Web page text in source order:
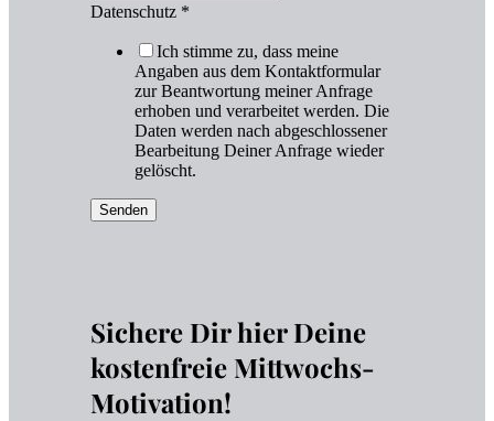
Datenschutz *
Ich stimme zu, dass meine
Angaben aus dem Kontaktformular
zur Beantwortung meiner Anfrage
erhoben und verarbeitet werden. Die
Daten werden nach abgeschlossener
Bearbeitung Deiner Anfrage wieder
gelöscht.
Senden
Sichere Dir hier Deine
kostenfreie Mittwochs-
Motivation!